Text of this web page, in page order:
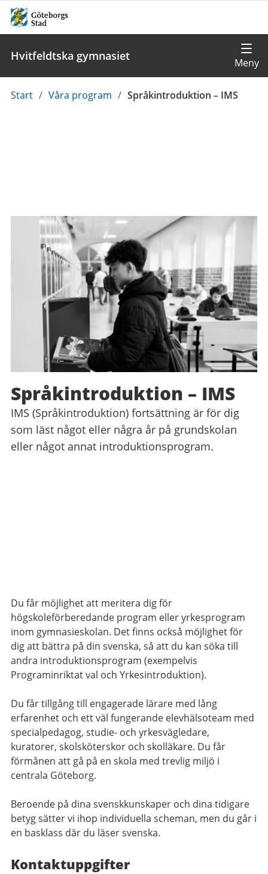
Hvitfeldtska gymnasiet
Du
Start / Våra program / Språkintroduktion – IMS
Språkintroduktion – IMS
IMS (Språkintroduktion) fortsättning är för dig
som läst något eller några år på grundskolan
eller något annat introduktionsprogram.
Du får möjlighet att meritera dig för
högskoleförberedande program eller yrkesprogram
inom gymnasieskolan. Det finns också möjlighet för
dig att bättra på din svenska, så att du kan söka till
andra introduktionsprogram (exempelvis
Programinriktat val och Yrkesintroduktion).
Du får tillgång till engagerade lärare med lång
erfarenhet och ett väl fungerande elevhälsoteam med
specialpedagog, studie- och yrkesvägledare,
kuratorer, skolsköterskor och skolläkare. Du får
förmånen att gå på en skola med trevlig miljö i
centrala Göteborg.
Beroende på dina svenskkunskaper och dina tidigare
betyg sätter vi ihop individuella scheman, men du går i
en basklass där du läser svenska.
Kontaktuppgifter